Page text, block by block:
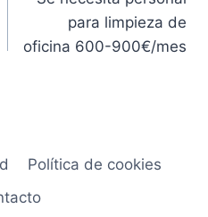
para limpieza de
oficina 600-900€/mes
Política de cookies